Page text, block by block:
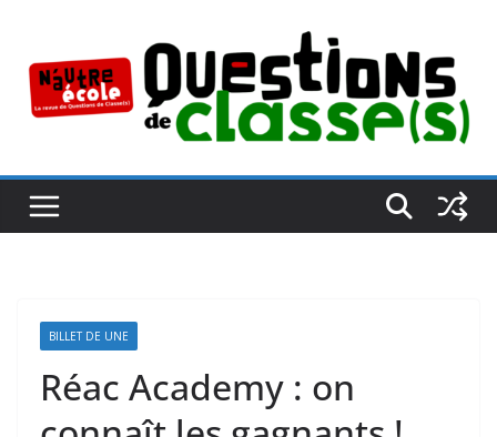
contenu
BILLET DE UNE
Réac Academy : on